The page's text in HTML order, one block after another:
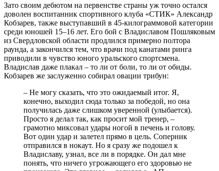
Зато своим дебютом на первенстве страны уж точно остался
доволен воспитанник спортивного клуба «СТИК» Александр
Кобзарев, также выступавший в 45-килограммовой категории
среди юношей 15–16 лет. Его бой с Владиславом Пошляковым
из Свердловской области продлился примерно полтора
раунда, а закончился тем, что врачи под канатами ринга
приводили в чувство юного уральского спортсмена.
Владислав даже плакал – то ли от боли, то ли от обиды.
Кобзарев же заслуженно собирал овации трибун:
– Не могу сказать, что это ожидаемый итог. Я,
конечно, выходил сюда только за победой, но она
получилась даже слишком уверенной (улыбается).
Просто я делал так, как просит мой тренер, –
грамотно миксовал удары ногой в печень и голову.
Вот один удар и залетел прямо в цель. Соперник
отправился в нокаут. Но я сразу же подошел к
Владиславу, узнал, все ли в порядке. Он дал мне
понять, что ничего угрожающего его здоровью не